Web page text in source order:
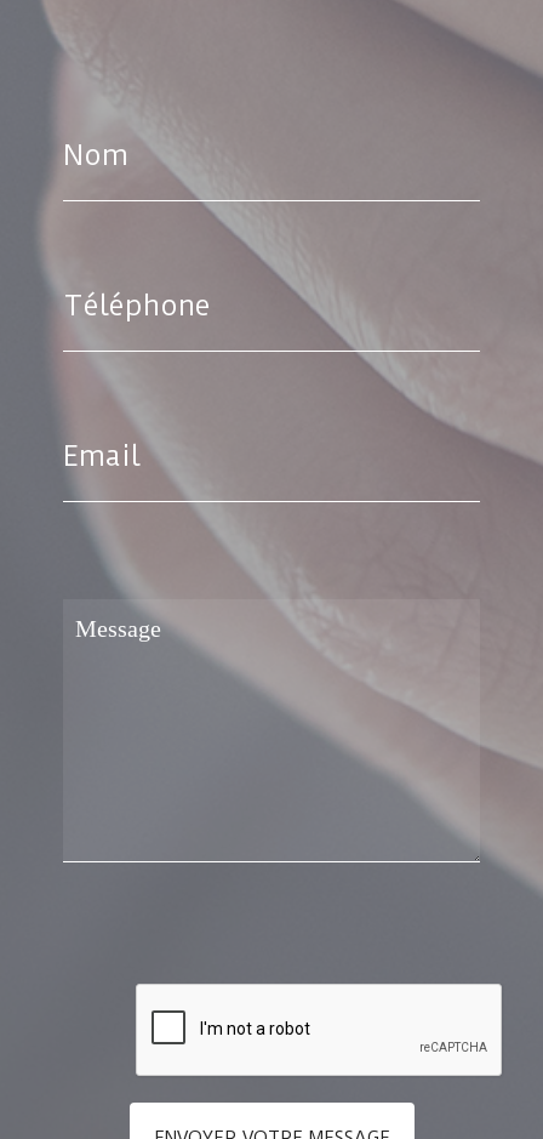
Nom
Téléphone
Email